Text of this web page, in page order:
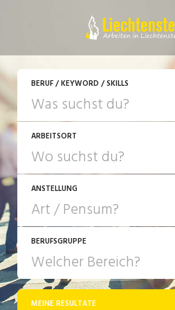
BERUF / KEYWORD / SKILLS
ARBEITSORT
ANSTELLUNG
JOB-TYP
Festanstellung
BERUFSGRUPPE
MEINE RESULTATE